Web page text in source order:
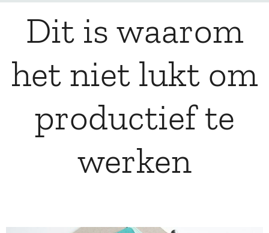
Dit is waarom
het niet lukt om
productief te
werken